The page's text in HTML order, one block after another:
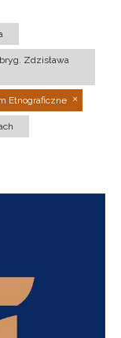
Zdzisława
Etnograficzne